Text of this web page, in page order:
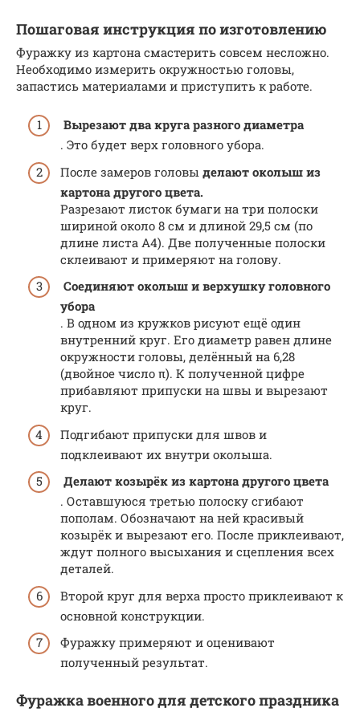
Пошаговая инструкция по изготовлению
Фуражку из картона смастерить совсем несложно.
Необходимо измерить окружностью головы,
запастись материалами и приступить к работе.
Вырезают два круга разного диаметра
. Это будет верх головного убора.
После замеров головы делают околыш из
картона другого цвета.
Разрезают листок бумаги на три полоски
шириной около 8 см и длиной 29,5 см (по
длине листа А4). Две полученные полоски
склеивают и примеряют на голову.
Соединяют околыш и верхушку головного
убора
. В одном из кружков рисуют ещё один
внутренний круг. Его диаметр равен длине
окружности головы, делённый на 6,28
(двойное число π). К полученной цифре
прибавляют припуски на швы и вырезают
круг.
Подгибают припуски для швов и
подклеивают их внутри околыша.
Делают козырёк из картона другого цвета
. Оставшуюся третью полоску сгибают
пополам. Обозначают на ней красивый
козырёк и вырезают его. После приклеивают,
ждут полного высыхания и сцепления всех
деталей.
Второй круг для верха просто приклеивают к
основной конструкции.
Фуражку примеряют и оценивают
полученный результат.
Фуражка военного для детского праздника